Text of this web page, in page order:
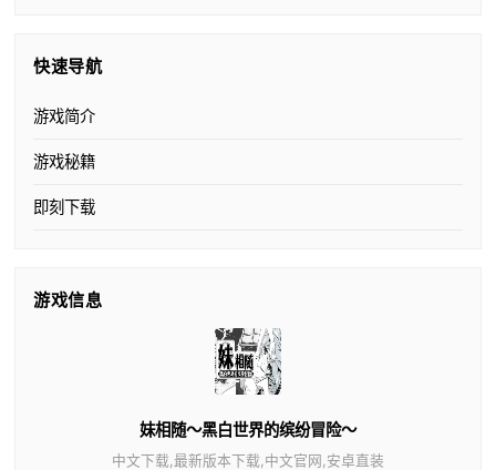
快速导航
游戏简介
游戏秘籍
即刻下载
游戏信息
妹相随～黑白世界的缤纷冒险～
中文下载,最新版本下载,中文官网,安卓直装